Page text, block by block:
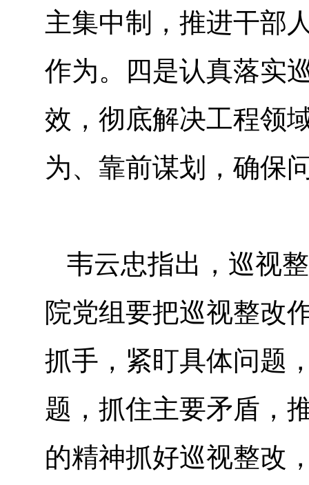
主集中制，推进干部
作为。四是认真落实
效，彻底解决工程领
为、靠前谋划，确保
韦云忠指出，巡视
院党组要把巡视整改
抓手，紧盯具体问题
题，抓住主要矛盾，
的精神抓好巡视整改